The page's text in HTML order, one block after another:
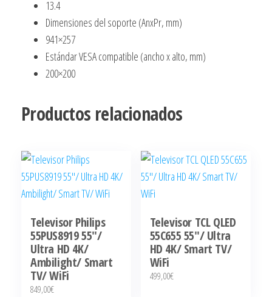
13.4
Dimensiones del soporte (AnxPr, mm)
941×257
Estándar VESA compatible (ancho x alto, mm)
200×200
Productos relacionados
Televisor Philips
55PUS8919 55″/
Ultra HD 4K/
Ambilight/ Smart
TV/ WiFi
849,00€
Televisor TCL QLED
55C655 55″/ Ultra
HD 4K/ Smart TV/
WiFi
499,00€